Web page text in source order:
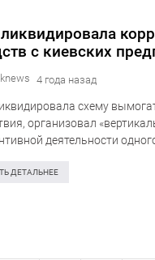
с киевских
4 года назад
схему
организовал
деятельности
Украины.
ДЕТАЛЬНЕЕ